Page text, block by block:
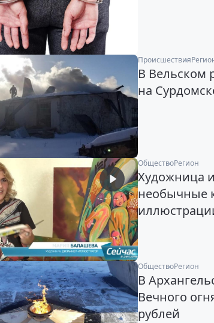
Происшествия
В Вельском
на
ОбществоРегион
Художница
необычные
ОбществоРегион
В
Вечного
рублей